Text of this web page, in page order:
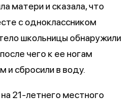
матери и сказала, что
с одноклассником
школьницы обнаружили
чего к ее ногам
и сбросили в воду.
21-летнего местного